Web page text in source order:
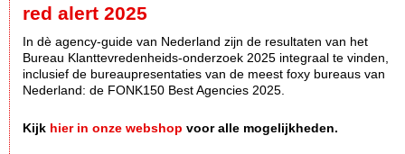
red alert 2025
In dè agency-guide van Nederland zijn de resultaten van het
Bureau Klanttevredenheids-onderzoek 2025 integraal te vinden,
inclusief de bureaupresentaties van de meest foxy bureaus van
Nederland: de FONK150 Best Agencies 2025.
Kijk hier in onze webshop voor alle mogelijkheden.